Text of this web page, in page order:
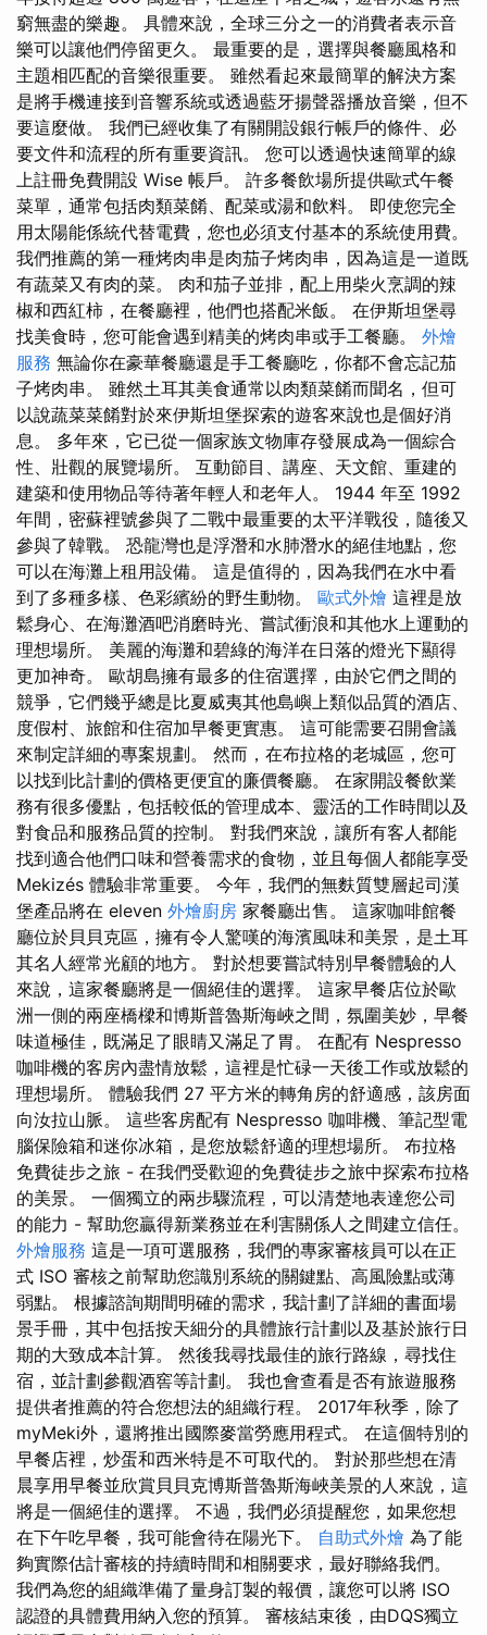
窮無盡的樂趣。 具體來說，全球三分之一的消費者表示音
樂可以讓他們停留更久。 最重要的是，選擇與餐廳風格和
主題相匹配的音樂很重要。 雖然看起來最簡單的解決方案
是將手機連接到音響系統或透過藍牙揚聲器播放音樂，但不
要這麼做。 我們已經收集了有關開設銀行帳戶的條件、必
要文件和流程的所有重要資訊。 您可以透過快速簡單的線
上註冊免費開設 Wise 帳戶。 許多餐飲場所提供歐式午餐
菜單，通常包括肉類菜餚、配菜或湯和飲料。 即使您完全
用太陽能係統代替電費，您也必須支付基本的系統使用費。
我們推薦的第一種烤肉串是肉茄子烤肉串，因為這是一道既
有蔬菜又有肉的菜。 肉和茄子並排，配上用柴火烹調的辣
椒和西紅柿，在餐廳裡，他們也搭配米飯。 在伊斯坦堡尋
找美食時，您可能會遇到精美的烤肉串或手工餐廳。 外燴
服務 無論你在豪華餐廳還是手工餐廳吃，你都不會忘記茄
子烤肉串。 雖然土耳其美食通常以肉類菜餚而聞名，但可
以說蔬菜菜餚對於來伊斯坦堡探索的遊客來說也是個好消
息。 多年來，它已從一個家族文物庫存發展成為一個綜合
性、壯觀的展覽場所。 互動節目、講座、天文館、重建的
建築和使用物品等待著年輕人和老年人。 1944 年至 1992
年間，密蘇裡號參與了二戰中最重要的太平洋戰役，隨後又
參與了韓戰。 恐龍灣也是浮潛和水肺潛水的絕佳地點，您
可以在海灘上租用設備。 這是值得的，因為我們在水中看
到了多種多樣、色彩繽紛的野生動物。 歐式外燴 這裡是放
鬆身心、在海灘酒吧消磨時光、嘗試衝浪和其他水上運動的
理想場所。 美麗的海灘和碧綠的海洋在日落的燈光下顯得
更加神奇。 歐胡島擁有最多的住宿選擇，由於它們之間的
競爭，它們幾乎總是比夏威夷其他島嶼上類似品質的酒店、
度假村、旅館和住宿加早餐更實惠。 這可能需要召開會議
來制定詳細的專案規劃。 然而，在布拉格的老城區，您可
以找到比計劃的價格更便宜的廉價餐廳。 在家開設餐飲業
務有很多優點，包括較低的管理成本、靈活的工作時間以及
對食品和服務品質的控制。 對我們來說，讓所有客人都能
找到適合他們口味和營養需求的食物，並且每個人都能享受
Mekizés 體驗非常重要。 今年，我們的無麩質雙層起司漢
堡產品將在 eleven 外燴廚房 家餐廳出售。 這家咖啡館餐
廳位於貝貝克區，擁有令人驚嘆的海濱風味和美景，是土耳
其名人經常光顧的地方。 對於想要嘗試特別早餐體驗的人
來說，這家餐廳將是一個絕佳的選擇。 這家早餐店位於歐
洲一側的兩座橋樑和博斯普魯斯海峽之間，氛圍美妙，早餐
味道極佳，既滿足了眼睛又滿足了胃。 在配有 Nespresso
咖啡機的客房內盡情放鬆，這裡是忙碌一天後工作或放鬆的
理想場所。 體驗我們 27 平方米的轉角房的舒適感，該房面
向汝拉山脈。 這些客房配有 Nespresso 咖啡機、筆記型電
腦保險箱和迷你冰箱，是您放鬆舒適的理想場所。 布拉格
免費徒步之旅 - 在我們受歡迎的免費徒步之旅中探索布拉格
的美景。 一個獨立的兩步驟流程，可以清楚地表達您公司
的能力 - 幫助您贏得新業務並在利害關係人之間建立信任。
外燴服務 這是一項可選服務，我們的專家審核員可以在正
式 ISO 審核之前幫助您識別系統的關鍵點、高風險點或薄
弱點。 根據諮詢期間明確的需求，我計劃了詳細的書面場
景手冊，其中包括按天細分的具體旅行計劃以及基於旅行日
期的大致成本計算。 然後我尋找最佳的旅行路線，尋找住
宿，並計劃參觀酒窖等計劃。 我也會查看是否有旅遊服務
提供者推薦的符合您想法的組織行程。 2017年秋季，除了
myMeki外，還將推出國際麥當勞應用程式。 在這個特別的
早餐店裡，炒蛋和西米特是不可取代的。 對於那些想在清
晨享用早餐並欣賞貝貝克博斯普魯斯海峽美景的人來說，這
將是一個絕佳的選擇。 不過，我們必須提醒您，如果您想
在下午吃早餐，我可能會待在陽光下。 自助式外燴 為了能
夠實際估計審核的持續時間和相關要求，最好聯絡我們。
我們為您的組織準備了量身訂製的報價，讓您可以將 ISO
認證的具體費用納入您的預算。 審核結束後，由DQS獨立